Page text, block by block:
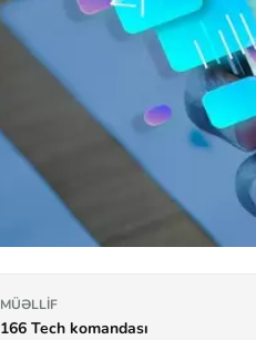
MÜƏLLIF
166 Tech komandası